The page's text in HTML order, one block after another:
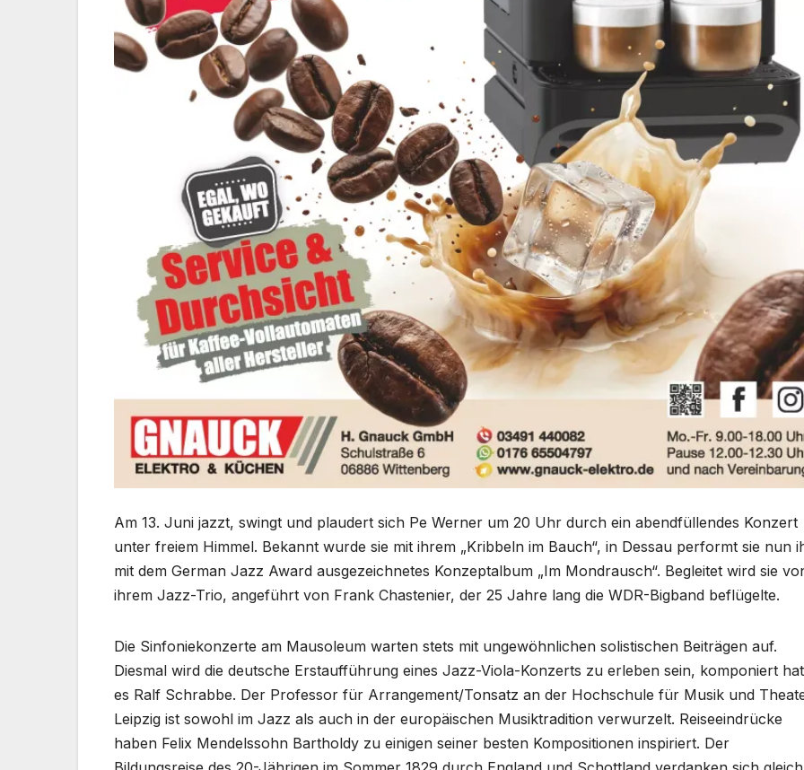
Am 13. Juni jazzt, swingt und plaudert sich Pe Werner um 20 Uhr durch ein abendfüllendes Konzert
unter freiem Himmel. Bekannt wurde sie mit ihrem „Kribbeln im Bauch“, in Dessau performt sie nun
mit dem German Jazz Award ausgezeichnetes Konzeptalbum „Im Mondrausch“. Begleitet wird sie
ihrem Jazz-Trio, angeführt von Frank Chastenier, der 25 Jahre lang die WDR-Bigband beflügelte.
Die Sinfoniekonzerte am Mausoleum warten stets mit ungewöhnlichen solistischen Beiträgen auf.
Diesmal wird die deutsche Erstaufführung eines Jazz-Viola-Konzerts zu erleben sein, komponiert hat
es Ralf Schrabbe. Der Professor für Arrangement/Tonsatz an der Hochschule für Musik und
Leipzig ist sowohl im Jazz als auch in der europäischen Musiktradition verwurzelt. Reiseeindrücke
haben Felix Mendelssohn Bartholdy zu einigen seiner besten Kompositionen inspiriert. Der